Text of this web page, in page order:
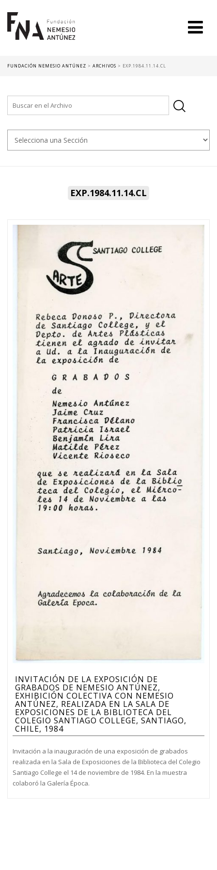
FUNDACIÓN NEMESIO ANTÚNEZ > ARCHIVOS > EXP.1984.11.14.CL
EXP.1984.11.14.CL
INVITACIÓN DE LA EXPOSICIÓN DE
GRABADOS DE NEMESIO ANTÚNEZ,
EXHIBICIÓN COLECTIVA CON NEMESIO
ANTÚNEZ, REALIZADA EN LA SALA DE
EXPOSICIONES DE LA BIBLIOTECA DEL
COLEGIO SANTIAGO COLLEGE, SANTIAGO,
CHILE, 1984
Invitación a la inauguración de una exposición de grabados
realizada en la Sala de Exposiciones de la Biblioteca del Colegio
Santiago College el 14 de noviembre de 1984. En la muestra
colaboró la Galería Época.